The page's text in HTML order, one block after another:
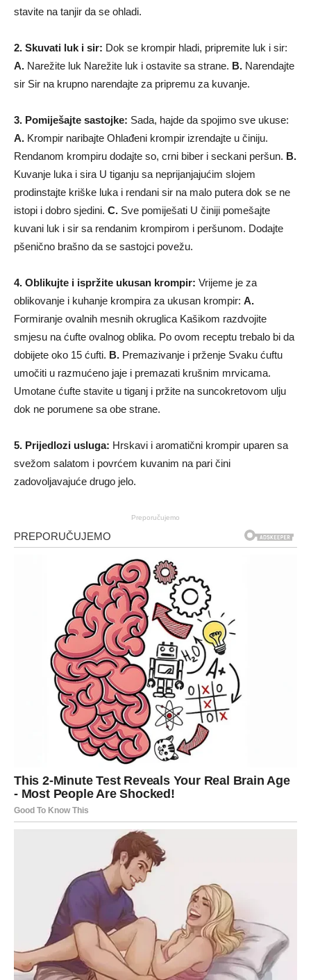
stavite na tanjir da se ohladi.
2. Skuvati luk i sir: Dok se krompir hladi, pripremite luk i sir:
A. Narežite luk Narežite luk i ostavite sa strane. B. Narendajte
sir Sir na krupno narendajte za pripremu za kuvanje.
3. Pomiješajte sastojke: Sada, hajde da spojimo sve ukuse:
A. Krompir naribajte Ohlađeni krompir izrendajte u činiju.
Rendanom krompiru dodajte so, crni biber i seckani peršun. B.
Kuvanje luka i sira U tiganju sa neprijanjajućim slojem
prodinstajte kriške luka i rendani sir na malo putera dok se ne
istopi i dobro sjedini. C. Sve pomiješati U činiji pomešajte
kuvani luk i sir sa rendanim krompirom i peršunom. Dodajte
pšenično brašno da se sastojci povežu.
4. Oblikujte i ispržite ukusan krompir: Vrijeme je za
oblikovanje i kuhanje krompira za ukusan krompir: A.
Formiranje ovalnih mesnih okruglica Kašikom razdvojite
smjesu na ćufte ovalnog oblika. Po ovom receptu trebalo bi da
dobijete oko 15 ćufti. B. Premazivanje i prženje Svaku ćuftu
umočiti u razmućeno jaje i premazati krušnim mrvicama.
Umotane ćufte stavite u tiganj i pržite na suncokretovom ulju
dok ne porumene sa obe strane.
5. Prijedlozi usluga: Hrskavi i aromatični krompir uparen sa
svežom salatom i povrćem kuvanim na pari čini
zadovoljavajuće drugo jelo.
Preporučujemo